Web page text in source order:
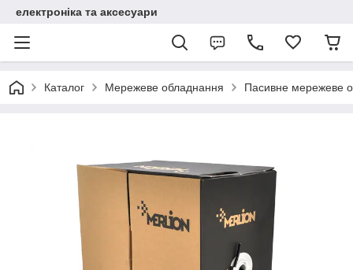
електроніка та аксесуари
Каталог Мережеве обладнання Пасивне мережеве